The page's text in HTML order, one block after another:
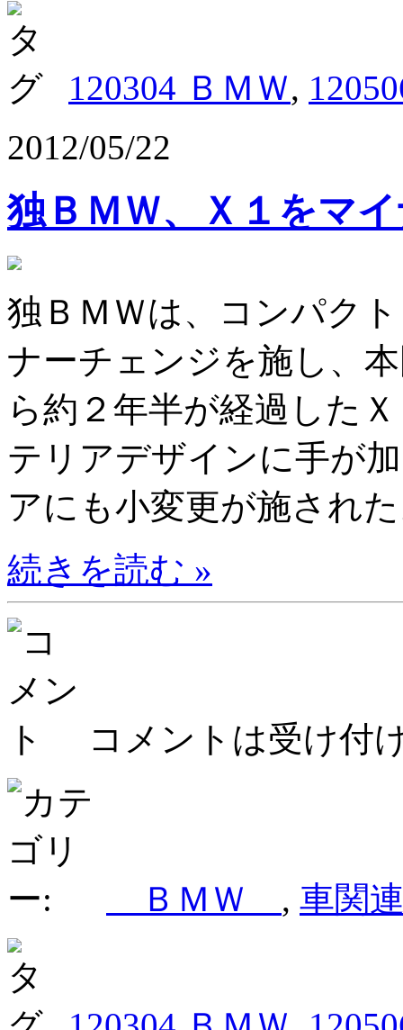
120304 ＢＭＷ,
2012/05/22
独ＢＭＷ、Ｘ１をマ
独ＢＭＷは、コンパク
ナーチェンジを施し、
ら約２年半が経過した
テリアデザインに手が
アにも小変更が施され
続きを読む »
コメントは受け付
ＢＭＷ , 車関